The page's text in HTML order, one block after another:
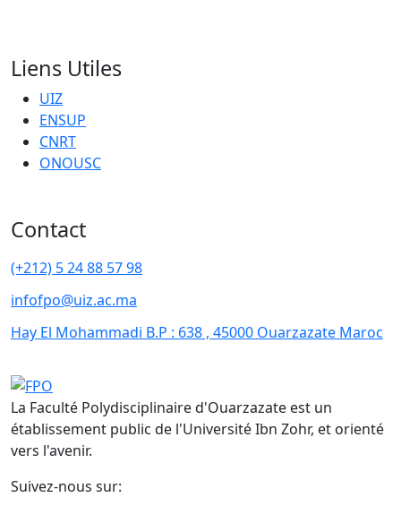
La Faculté Polydisciplinaire d'Ouarzazate est un
établissement public de l'Université Ibn Zohr, et orienté
vers l'avenir.
Suivez-nous sur:
Contact
(+212) 5 24 88 57 98
infofpo@uiz.ac.ma
Hay El Mohammadi B.P : 638 , 45000 Ouarzazate Maroc
Liens Utiles
UIZ
ENSUP
CNRT
ONOUSC